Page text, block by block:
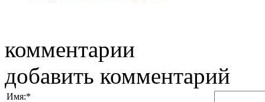
комментарии
добавить комментарий
Имя:*